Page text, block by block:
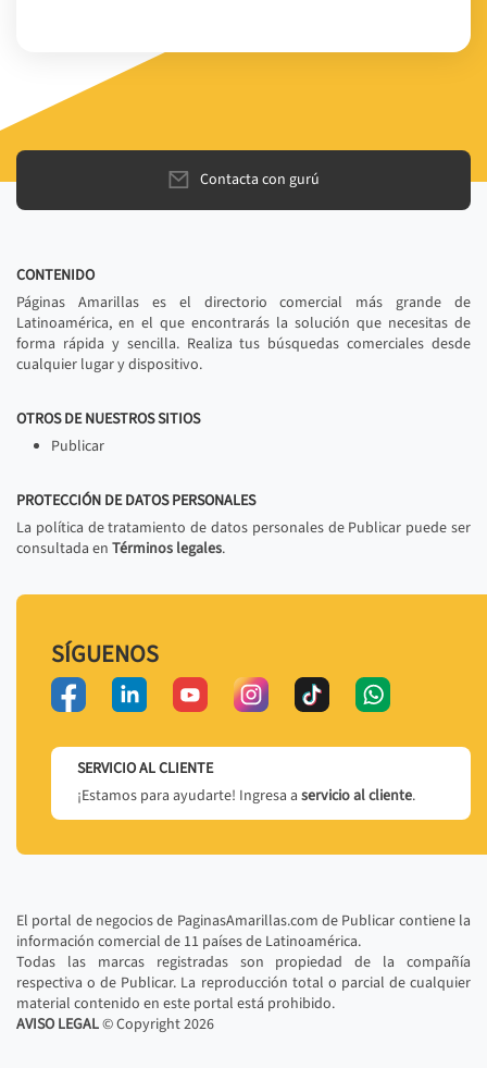
Contacta con gurú
CONTENIDO
Páginas Amarillas es el directorio comercial más grande de
Latinoamérica, en el que encontrarás la solución que necesitas de
forma rápida y sencilla. Realiza tus búsquedas comerciales desde
cualquier lugar y dispositivo.
OTROS DE NUESTROS SITIOS
Publicar
PROTECCIÓN DE DATOS PERSONALES
La política de tratamiento de datos personales de Publicar puede ser
consultada en Términos legales.
SÍGUENOS
SERVICIO AL CLIENTE
¡Estamos para ayudarte! Ingresa a servicio al cliente.
El portal de negocios de PaginasAmarillas.com de Publicar contiene la
información comercial de 11 países de Latinoamérica.
Todas las marcas registradas son propiedad de la compañía
respectiva o de Publicar. La reproducción total o parcial de cualquier
material contenido en este portal está prohibido.
AVISO LEGAL© Copyright2026